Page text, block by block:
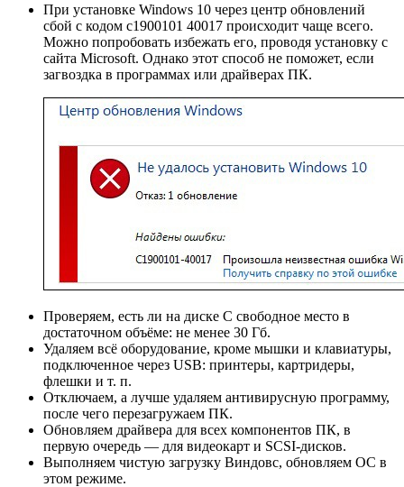
При установке Windows 10 через центр обновлений
сбой с кодом c1900101 40017 происходит чаще всего.
Можно попробовать избежать его, проводя установку с
сайта Microsoft. Однако этот способ не поможет, если
загвоздка в программах или драйверах ПК.
Проверяем, есть ли на диске C свободное место в
достаточном объёме: не менее 30 Гб.
Удаляем всё оборудование, кроме мышки и клавиатуры,
подключенное через USB: принтеры, картридеры,
флешки и т. п.
Отключаем, а лучше удаляем антивирусную программу,
после чего перезагружаем ПК.
Обновляем драйвера для всех компонентов ПК, в
первую очередь — для видеокарт и SCSI-дисков.
Выполняем чистую загрузку Виндовс, обновляем ОС в
этом режиме.